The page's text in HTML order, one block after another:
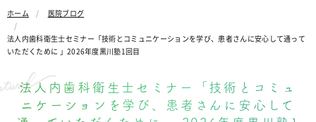
ホーム 医院ブログ
法人内歯科衛生士セミナー「技術とコミュニケーションを学び、患者さんに安心して通って
いただくために 」2026年度黒川塾1回目
法人内歯科衛生士セミナー「技術とコミュ
ニケーションを学び、患者さんに安心して